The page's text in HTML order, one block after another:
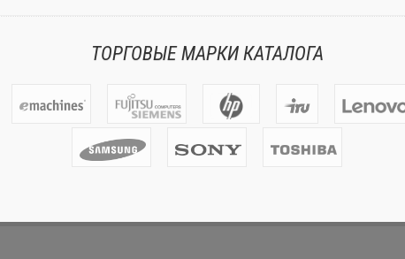
ТОРГОВЫЕ МАРКИ КАТАЛОГА